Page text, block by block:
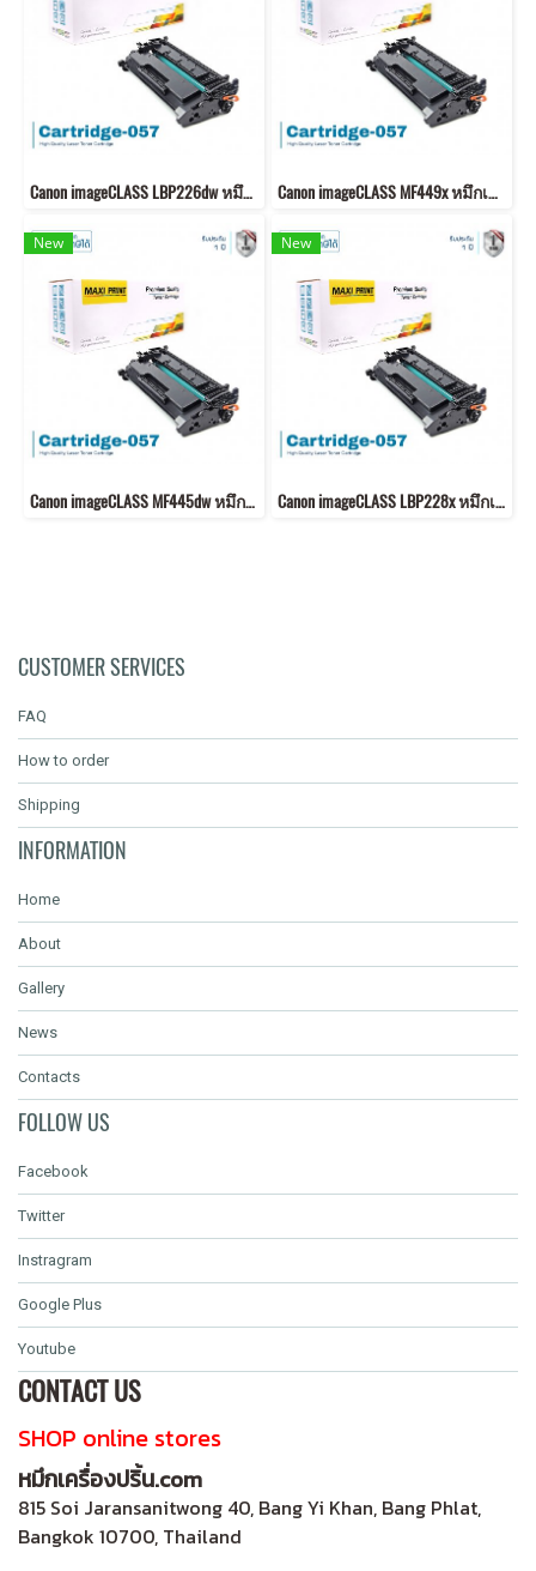
Canon imageCLASS LBP226dw หมึกเครื่องปริ้น 057 คุณภาพสูง พิมพ์คมชัด! Canon imageCLASS MF449x หมึกเครื่องปริ้น 057 พิมพ์คมชัด!
New
Canon imageCLASS MF445dw หมึกเครื่องปริ้น 057 พิมพ์คมชัด!
New
Canon imageCLASS LBP228x หมึกเครื่องปริ้น 057 คุณภาพสูง พิมพ์คมชัด!
CUSTOMER SERVICES
FAQ
How to order
Shipping
INFORMATION
Home
About
Gallery
News
Contacts
FOLLOW US
Facebook
Twitter
Instragram
Google Plus
Youtube
CONTACT US
SHOP online stores
หมึกเครื่องปริ้น.com
815 Soi Jaransanitwong 40, Bang Yi Khan, Bang Phlat,
Bangkok 10700, Thailand